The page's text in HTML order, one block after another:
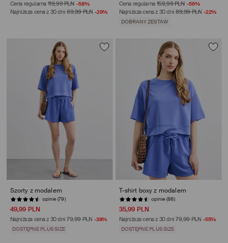
Cena regularna 119,99 PLN -58%
Najniższa cena z 30 dni 69,99 PLN -29%
Cena regularna 159,99 PLN -56%
Najniższa cena z 30 dni 89,99 PLN -22%
DOBRANY ZESTAW
Szorty z modalem
opinie (79)
49,99 PLN
Najniższa cena z 30 dni 79,99 PLN -38%
DOSTĘPNE PLUS SIZE
T-shirt boxy z modalem
opinie (88)
35,99 PLN
Najniższa cena z 30 dni 79,99 PLN -55%
DOSTĘPNE PLUS SIZE